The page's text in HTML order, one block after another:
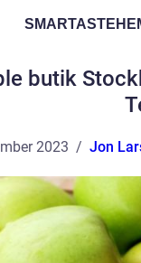
butik
2023 Jon